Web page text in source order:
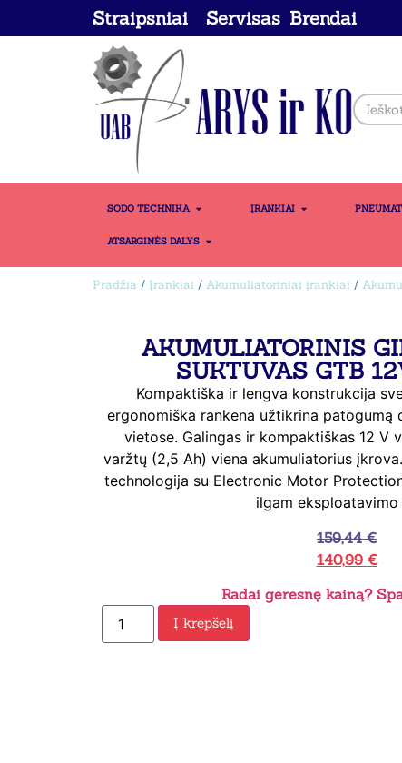
Straipsniai Servisas Brendai
SODO TECHNIKA ĮRANKIAI
ATSARGINĖS DALYS
Pradžia / Įrankiai / Akumuliatoriniai įrankiai /
AKUMULIATORINIS
SUKTUVAS GTB
Kompaktiška ir lengva konstrukcija
ergonomiška rankena užtikrina patogumą
vietose. Galingas ir kompaktiškas 12 V
varžtų (2,5 Ah) viena akumuliatorius
technologija su Electronic Motor
ilgam eksploatavimo
159,44€
140,99 €
Radai geresnę kainą?
Į krepšelį